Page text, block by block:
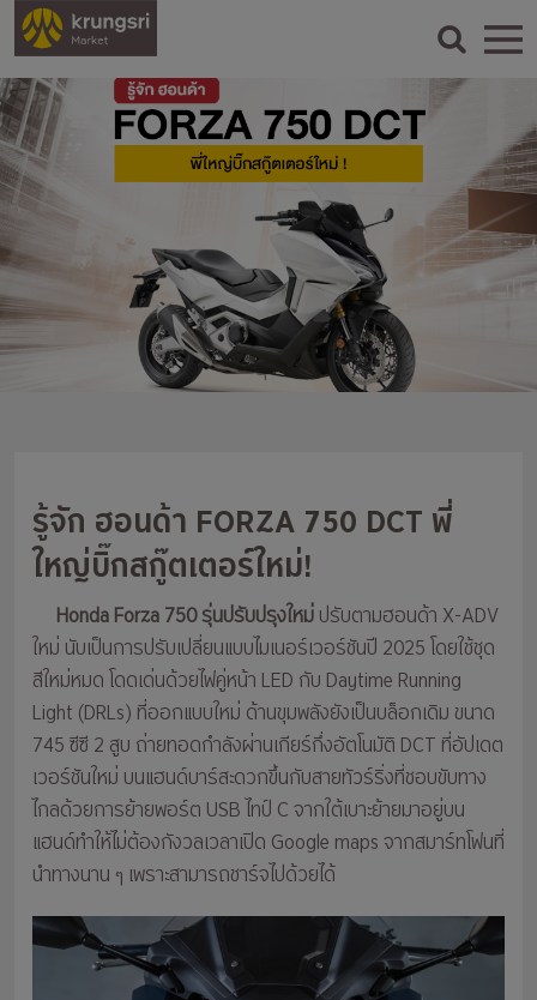
รู้จัก ฮอนด้า FORZA 750 DCT พี่
ใหญ่บิ๊กสกู๊ตเตอร์ใหม่!
Honda Forza 750 รุ่นปรับปรุงใหม่ปรับตามฮอนด้า X-ADV
ใหม่ นับเป็นการปรับเปลี่ยนแบบไมเนอร์เวอร์ชันปี 2025 โดยใช้ชุด
สีใหม่หมด โดดเด่นด้วยไฟคู่หน้า LED กับ Daytime Running
Light (DRLs) ที่ออกแบบใหม่ ด้านขุมพลังยังเป็นบล็อกเดิม ขนาด
745 ซีซี 2 สูบ ถ่ายทอดกำลังผ่านเกียร์กึ่งอัตโนมัติ DCT ที่อัปเดต
เวอร์ชันใหม่ บนแฮนด์บาร์สะดวกขึ้นกับสายทัวร์ริ่งที่ชอบขับทาง
ไกลด้วยการย้ายพอร์ต USB ไทป์ C จากใต้เบาะย้ายมาอยู่บน
แฮนด์ทำให้ไม่ต้องกังวลเวลาเปิด Google maps จากสมาร์ทโฟนที่
นำทางนาน ๆ เพราะสามารถชาร์จไปด้วยได้